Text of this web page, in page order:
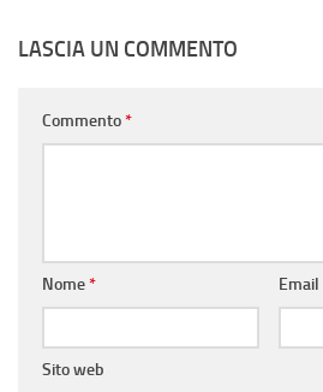
LASCIA UN COMMENTO
Commento*
Nome* Email
Sito web